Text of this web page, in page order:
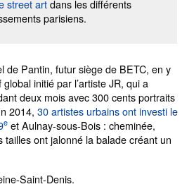
street artdans les différents
parisiens.
de Pantin, futur siège de BETC, en y
initié par l’artiste JR, qui a
deux mois avec 300 cents portraits
2014, 30 artistes urbains ont investi le
e et Aulnay-sous-Bois : cheminée,
ont jalonné la balade créant un
Saint-Denis.